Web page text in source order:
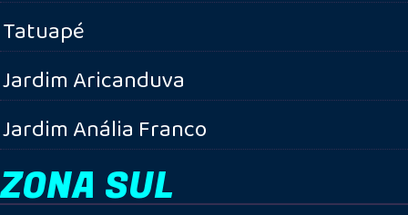
Tatuapé
Jardim Aricanduva
Jardim Anália Franco
ZONA SUL